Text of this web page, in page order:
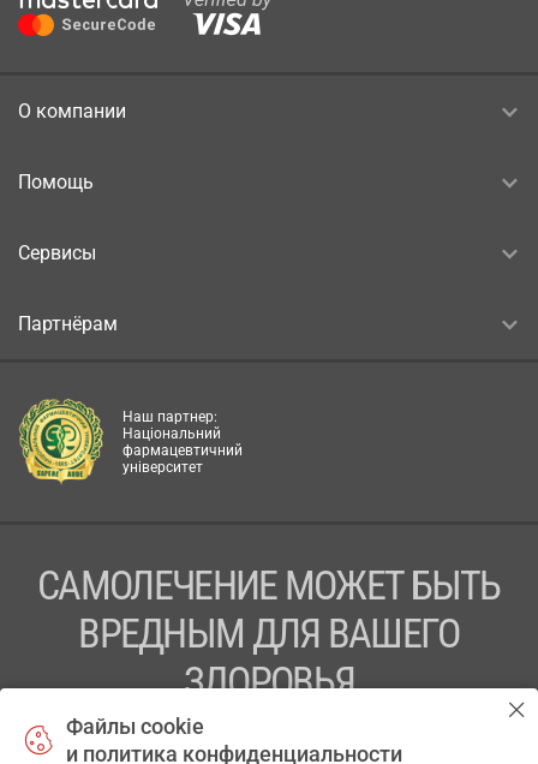
О компании
Помощь
Сервисы
Партнёрам
Наш партнер:
Національний
фармацевтичний
університет
САМОЛЕЧЕНИЕ МОЖЕТ БЫТЬ
ВРЕДНЫМ ДЛЯ ВАШЕГО
ЗДОРОВЬЯ
ПЕРЕД ПРИМЕНЕНИЕМ ПРЕПАРАТА
Файлы cookie
и политика конфиденциальности